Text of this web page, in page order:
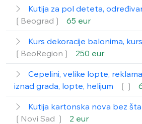
Kutija za pol deteta,
❲Beograd❳
65 eur
Kurs dekoracije balonima,
❲BeoRegion❳
250 eur
Cepelini, velike lopte,
iznad grada, lopte, helijum
❲❳
Kutija kartonska nova bez
❲Novi Sad ❳
2 eur